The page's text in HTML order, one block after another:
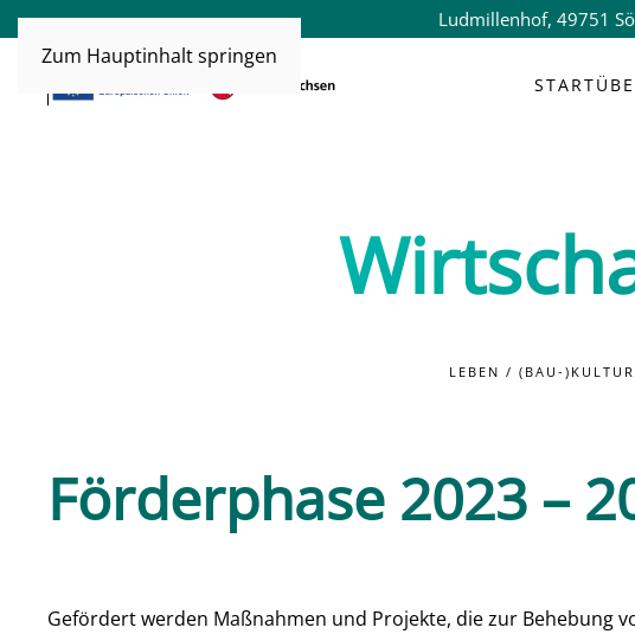
Zum Hauptinhalt springen
Ludmillenhof, 49751
START
LEBEN / (BAU-)KULTUR
Förderphase 2023 –
Gefördert werden Maßnahmen und Projekte, die zur Behebung